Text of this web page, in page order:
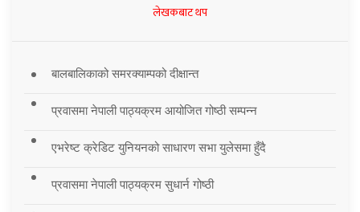
लेखकबाट थप
बालबालिकाको समरक्याम्पको दीक्षान्त
प्रवासमा नेपाली पाठ्यक्रम आयोजित गोष्ठी सम्पन्न
एभरेष्ट क्रेडिट युनियनको साधारण सभा युलेसमा हुँदै
प्रवासमा नेपाली पाठ्यक्रम सुधार्न गोष्ठी